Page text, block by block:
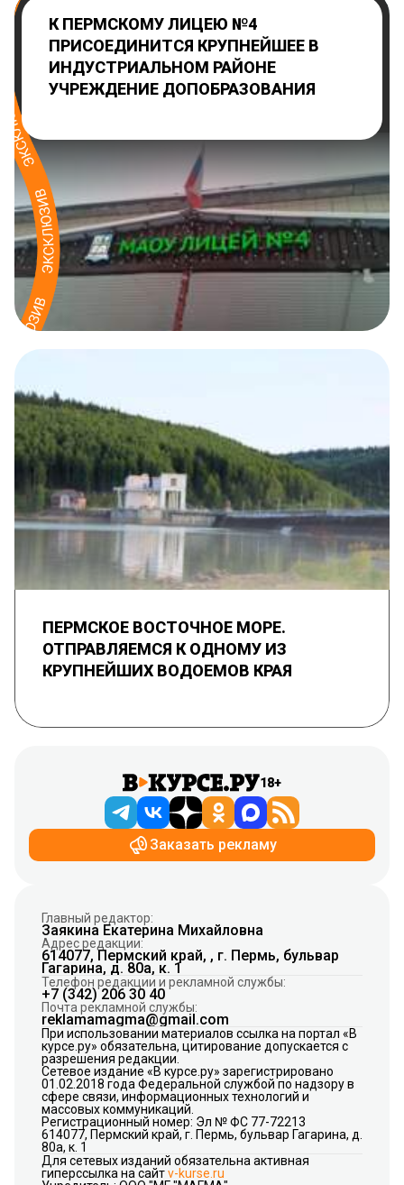
К ПЕРМСКОМУ ЛИЦЕЮ №4
ПРИСОЕДИНИТСЯ КРУПНЕЙШЕЕ В
ИНДУСТРИАЛЬНОМ РАЙОНЕ
УЧРЕЖДЕНИЕ ДОПОБРАЗОВАНИЯ
ПЕРМСКОЕ ВОСТОЧНОЕ МОРЕ.
ОТПРАВЛЯЕМСЯ К ОДНОМУ ИЗ
КРУПНЕЙШИХ ВОДОЕМОВ КРАЯ
18+
Заказать рекламу
Главный редактор:
Заякина Екатерина Михайловна
Адрес редакции:
614077, Пермский край, , г. Пермь, бульвар
Гагарина, д. 80а, к. 1
Телефон редакции и рекламной службы:
+7 (342) 206 30 40
Почта рекламной службы:
reklamamagma@gmail.com
При использовании материалов ссылка на портал «В
курсе.ру» обязательна, цитирование допускается с
разрешения редакции.
Сетевое издание «В курсе.ру» зарегистрировано
01.02.2018 года Федеральной службой по надзору в
сфере связи, информационных технологий и
массовых коммуникаций.
Регистрационный номер: Эл № ФС 77-72213
614077, Пермский край, г. Пермь, бульвар Гагарина, д.
80а, к. 1
Для сетевых изданий обязательна активная
гиперссылка на сайтv-kurse.ru